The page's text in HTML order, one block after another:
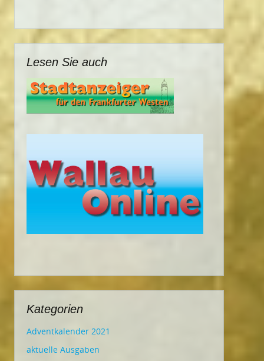
Lesen Sie auch
Kategorien
Adventkalender 2021
aktuelle Ausgaben